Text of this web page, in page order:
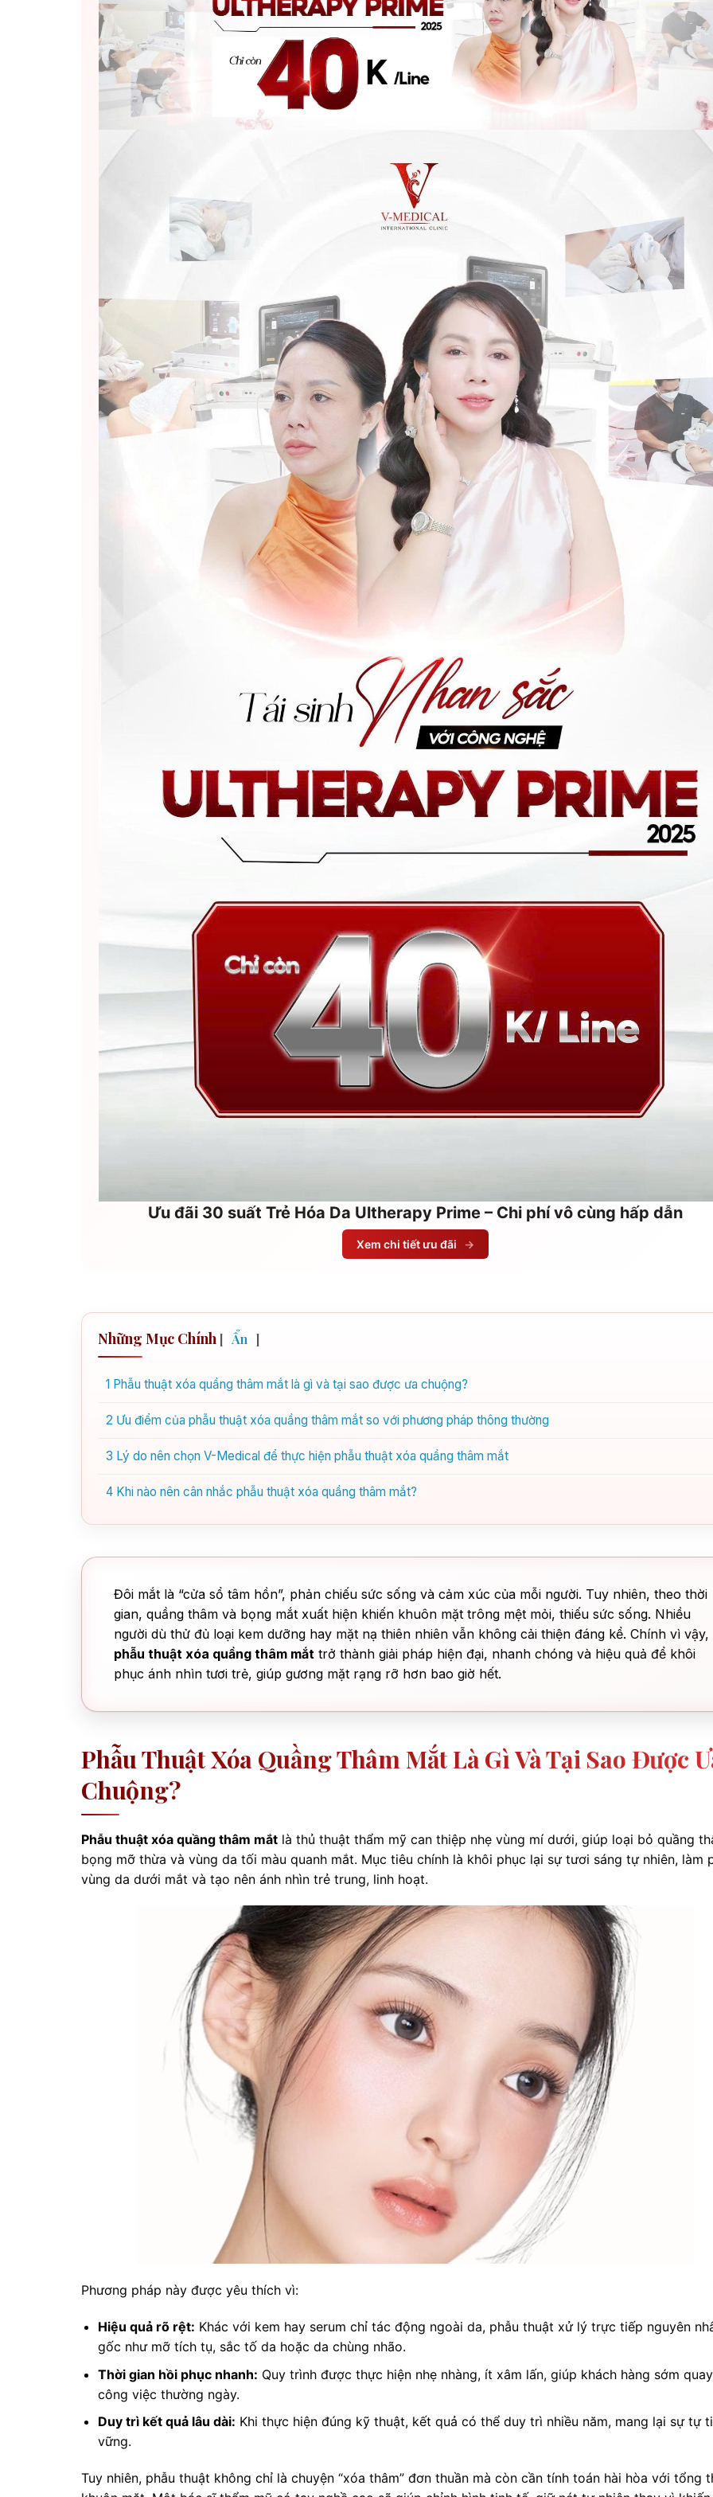
Ưu đãi 30 suất Trẻ Hóa Da Ultherapy Prime – Chi phí vô cùng hấp dẫn
Xem chi tiết ưu đãi →
Những Mục Chính [ Ẩn ]
1 Phẫu thuật xóa quầng thâm mắt là gì và tại sao được ưa chuộng?
2 Ưu điểm của phẫu thuật xóa quầng thâm mắt so với phương pháp thông thường
3 Lý do nên chọn V-Medical để thực hiện phẫu thuật xóa quầng thâm mắt
4 Khi nào nên cân nhắc phẫu thuật xóa quầng thâm mắt?
Đôi mắt là “cửa sổ tâm hồn”, phản chiếu sức sống và cảm xúc của mỗi người. Tuy nhiên, theo thời
gian, quầng thâm và bọng mắt xuất hiện khiến khuôn mặt trông mệt mỏi, thiếu sức sống. Nhiều
người dù thử đủ loại kem dưỡng hay mặt nạ thiên nhiên vẫn không cải thiện đáng kể. Chính vì vậy,
phẫu thuật xóa quầng thâm mắt trở thành giải pháp hiện đại, nhanh chóng và hiệu quả để khôi
phục ánh nhìn tươi trẻ, giúp gương mặt rạng rỡ hơn bao giờ hết.
Phẫu Thuật Xóa Quầng Thâm Mắt Là Gì Và Tại Sao Được
Chuộng?
Phẫu thuật xóa quầng thâm mắt là thủ thuật thẩm mỹ can thiệp nhẹ vùng mí dưới, giúp loại bỏ quầng
bọng mỡ thừa và vùng da tối màu quanh mắt. Mục tiêu chính là khôi phục lại sự tươi sáng tự nhiên, làm
vùng da dưới mắt và tạo nên ánh nhìn trẻ trung, linh hoạt.
Phương pháp này được yêu thích vì:
Hiệu quả rõ rệt: Khác với kem hay serum chỉ tác động ngoài da, phẫu thuật xử lý trực tiếp nguyên
gốc như mỡ tích tụ, sắc tố da hoặc da chùng nhão.
Thời gian hồi phục nhanh: Quy trình được thực hiện nhẹ nhàng, ít xâm lấn, giúp khách hàng sớm
công việc thường ngày.
Duy trì kết quả lâu dài: Khi thực hiện đúng kỹ thuật, kết quả có thể duy trì nhiều năm, mang lại sự tự
vững.
Tuy nhiên, phẫu thuật không chỉ là chuyện “xóa thâm” đơn thuần mà còn cần tính toán hài hòa với tổng